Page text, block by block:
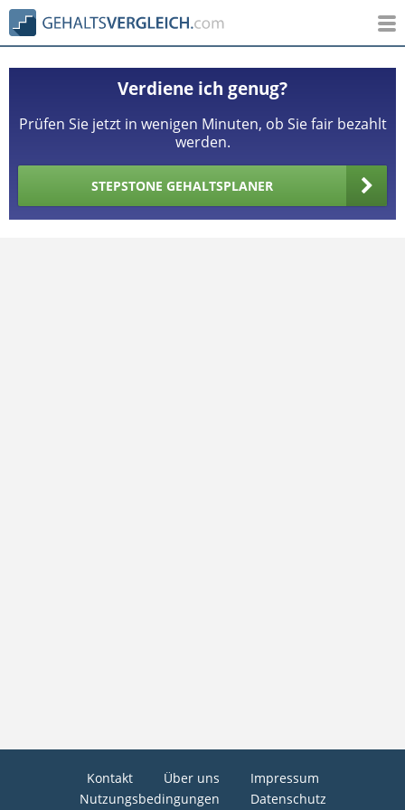
Verdiene ich genug?
Prüfen Sie jetzt in wenigen Minuten, ob Sie fair bezahlt
werden.
STEPSTONE GEHALTSPLANER
Kontakt Über uns
Impressum
Nutzungsbedingungen
Datenschutz